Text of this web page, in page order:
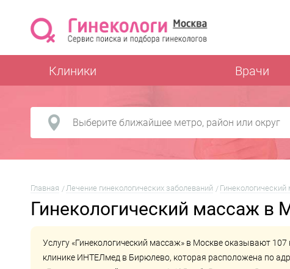
Клиники Врачи
Главная Лечение гинекологических заболеваний
Гинекологический массаж в
Услугу «Гинекологический массаж» в Москве оказывают
клинике ИНТЕЛмед в Бирюлево, которая расположена по